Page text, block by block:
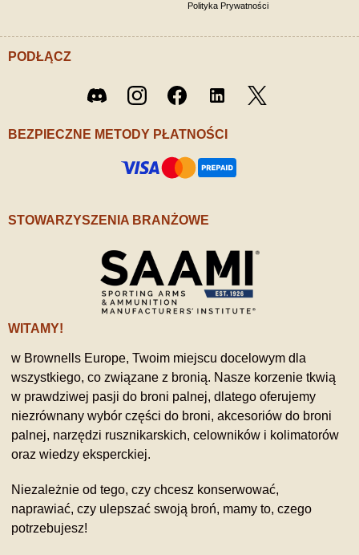
Polityka Prywatności
PODŁĄCZ
Discord Instagram Facebook LinkedIn
BEZPIECZNE METODY PŁATNOŚCI
STOWARZYSZENIA BRANŻOWE
WITAMY!
w Brownells Europe, Twoim miejscu docelowym dla
wszystkiego, co związane z bronią. Nasze korzenie tkwią
w prawdziwej pasji do broni palnej, dlatego oferujemy
niezrównany wybór części do broni, akcesoriów do broni
palnej, narzędzi rusznikarskich, celowników i kolimatorów
oraz wiedzy eksperckiej.
Niezależnie od tego, czy chcesz konserwować,
naprawiać, czy ulepszać swoją broń, mamy to, czego
potrzebujesz!